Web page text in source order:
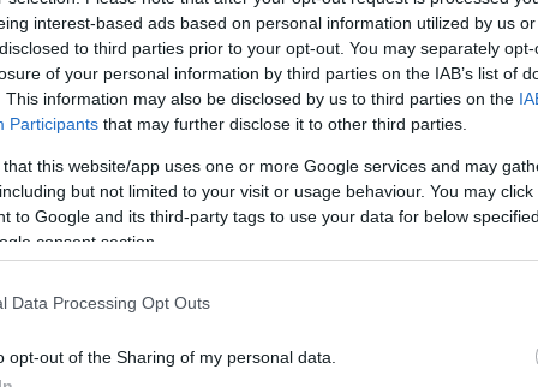
interest-based ads based on personal information utilized by us
to third parties prior to your opt-out. You may separately
of your personal information by third parties on the IAB’s list of
This information may also be disclosed by us to third parties on the
Participants that may further disclose it to other third parties.
that this website/app uses one or more Google services and may
but not limited to your visit or usage behaviour. You may
to Google and its third-party tags to use your data for below
consent section.
Data Processing Opt Outs
opt-out of the Sharing of my personal data.